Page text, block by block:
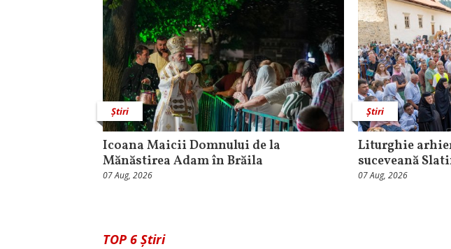
Știri
Icoana Maicii Domnului de la
Mănăstirea Adam în Brăila
07 Aug, 2026
Știri
Liturghie
suceveană
07 Aug, 2026
TOP 6 Știri